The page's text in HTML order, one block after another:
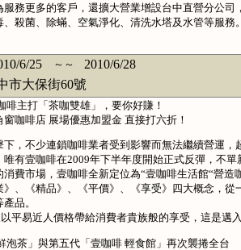
服務更多的客戶，還擴大營業增設台中直營分公
、殺菌、除蟎、空氣淨化、清洗水塔及水管等服務
6/25 ～～
2010/6/28
市大保街60號
啡主打「茶咖雙雄」，要你好賺！
咖啡店 展場優惠加盟金 直接打六折！
下，不少連鎖咖啡業者受到影響而無法繼續營運
唯有壹咖啡在2009年下半年度開始正式反彈，不
消費市場，壹咖啡全新定位為“壹咖啡生活館“營
》、《精品》、《平價》、《享受》四大概念，
品。
平易近人價格帶給消費者貴族般的享受，這是邁
泡茶」與第五代「壹咖啡 輕食館」再次襲捲全台